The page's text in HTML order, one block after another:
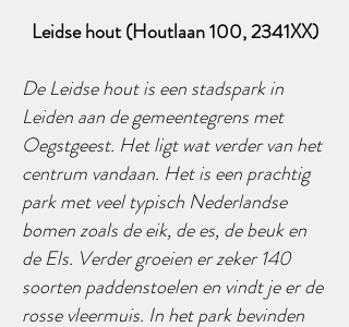
Leidse hout (Houtlaan 100, 2341XX)
De Leidse hout is een stadspark in
Leiden aan de gemeentegrens met
Oegstgeest. Het ligt wat verder van het
centrum vandaan. Het is een prachtig
park met veel typisch Nederlandse
bomen zoals de eik, de es, de beuk en
de Els. Verder groeien er zeker 140
soorten paddenstoelen en vindt je er de
rosse vleermuis. In het park bevinden